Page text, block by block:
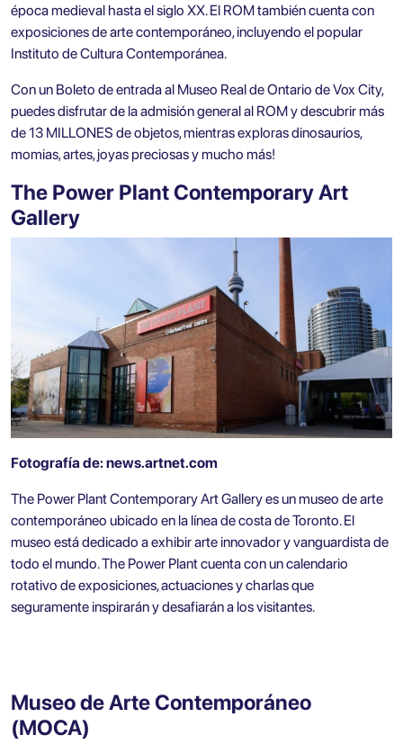
época medieval hasta el siglo XX. El ROM también cuenta con
exposiciones de arte contemporáneo, incluyendo el popular
Instituto de Cultura Contemporánea.
Con un Boleto de entrada al Museo Real de Ontario de Vox City,
puedes disfrutar de la admisión general al ROM y descubrir más
de 13 MILLONES de objetos, mientras exploras dinosaurios,
momias, artes, joyas preciosas y mucho más!
The Power Plant Contemporary Art
Gallery
Fotografía de: news.artnet.com
The Power Plant Contemporary Art Gallery es un museo de arte
contemporáneo ubicado en la línea de costa de Toronto. El
museo está dedicado a exhibir arte innovador y vanguardista de
todo el mundo. The Power Plant cuenta con un calendario
rotativo de exposiciones, actuaciones y charlas que
seguramente inspirarán y desafiarán a los visitantes.
Museo de Arte Contemporáneo
(MOCA)